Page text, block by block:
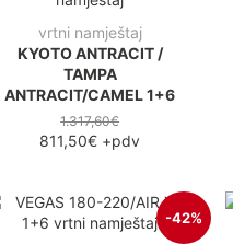
vrtni namještaj
KYOTO ANTRACIT /
TAMPA
ANTRACIT/CAMEL 1+6
1.317,60€
811,50€ +pdv
-42%